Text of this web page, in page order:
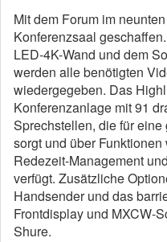
Mit dem Forum im
Konferenzsaal
LED-4K-Wand und dem
werden alle benötigten
wiedergegeben. Das
Konferenzanlage mit 91
Sprechstellen, die für
sorgt und über
Redezeit-Management
verfügt. Zusätzliche
Handsender und das
Frontdisplay und MXCW-
Shure.